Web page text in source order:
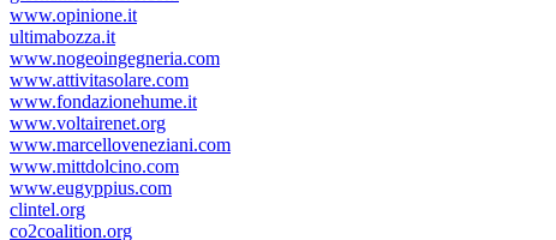
www.opinione.it
ultimabozza.it
www.nogeoingegneria.com
www.attivitasolare.com
www.fondazionehume.it
www.voltairenet.org
www.marcelloveneziani.com
www.mittdolcino.com
www.eugyppius.com
clintel.org
co2coalition.org